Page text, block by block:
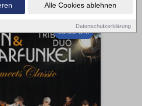
Alle Cookies ablehnen
Datenschutzerklärung
19:00 Uhr